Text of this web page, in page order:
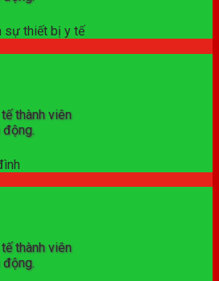
thành viên
thành viên